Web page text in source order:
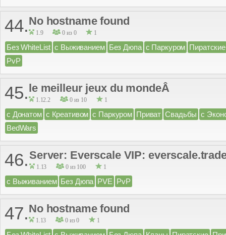
44.No hostname found
1.9 0 из 0 1
Без WhiteList с Выживанием Без Дюпа с Паркуром Пиратские
PvP
45.le meilleur jeux du mondeÂ
1.12.2 0 из 10 1
с Донатом с Креативом с Паркуром Приват Свадьбы с
BedWars
46. Server: Everscale VIP:
1.13 0 из 100 1
с Выживанием Без Дюпа PVE PvP
47.No hostname found
1.13 0 из 0 1